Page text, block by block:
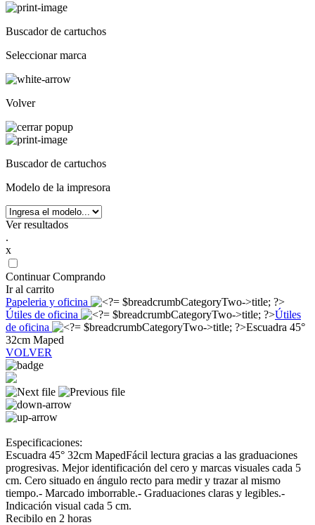
Buscador de cartuchos
Seleccionar marca
Volver
Buscador de cartuchos
Modelo de la impresora
Ver resultados
.
x
Continuar Comprando
Ir al carrito
Papeleria y oficina
Útiles de oficina
Útiles
de oficina
Escuadra 45°
32cm Maped
VOLVER
Especificaciones:
Escuadra 45° 32cm MapedFácil lectura gracias a las graduaciones
progresivas. Mejor identificación del cero y marcas visuales cada 5
cm. Cero situado en ángulo recto para medir y trazar al mismo
tiempo.- Marcado imborrable.- Graduaciones claras y legibles.-
Indicación visual cada 5 cm.
Recibilo en 2 horas